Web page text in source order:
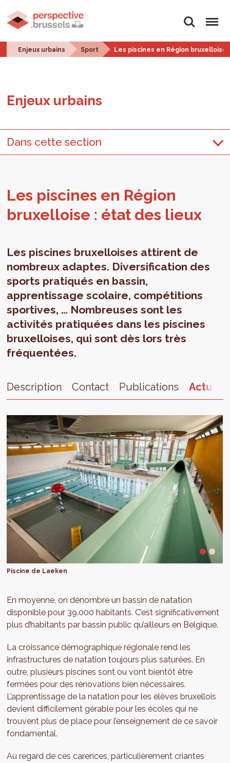
Rechercher
Menu
Enjeux urbains Sport Les piscines en Région
Enjeux urbains
Dans cette section
Les pis­cines en Région
bruxel­loise : état des lieux
Les piscines bruxelloises attirent de
nombreux adaptes. Diversification des
sports pratiqués en bassin,
apprentissage scolaire, compétitions
sportives, … Nombreuses sont les
activités pratiquées dans les piscines
bruxelloises, qui sont dès lors très
fréquentées.
Description Contact Publications
Piscine de Laeken
En moyenne, on dénombre un bassin de natation
disponible pour 39.000 habitants. C’est significativement
plus d’habitants par bassin public qu’ailleurs en Belgique.
La croissance démographique régionale rend les
infrastructures de natation toujours plus saturées. En
outre, plusieurs piscines sont ou vont bientôt être
fermées pour des rénovations bien nécessaires.
L’apprentissage de la natation pour les élèves bruxellois
devient difficilement gérable pour les écoles qui ne
trouvent plus de place pour l’enseignement de ce savoir
fondamental.
Au regard de ces carences, particulièrement criantes